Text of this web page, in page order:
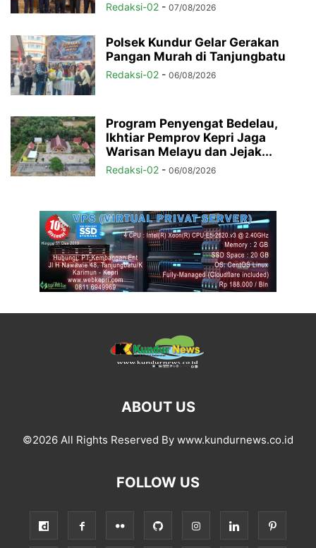
Redaksi-02 - 07/08/2026
Polsek Kundur Gelar Gerakan
Pangan Murah di Tanjungbatu
Redaksi-02 - 06/08/2026
Program Penyengat Bedelau,
Ikhtiar Pemprov Kepri Jaga
Warisan Melayu dan Jejak...
Redaksi-02 - 06/08/2026
ABOUT US
©2026 All Rights Reserved By www.kundurnews.co.id
FOLLOW US